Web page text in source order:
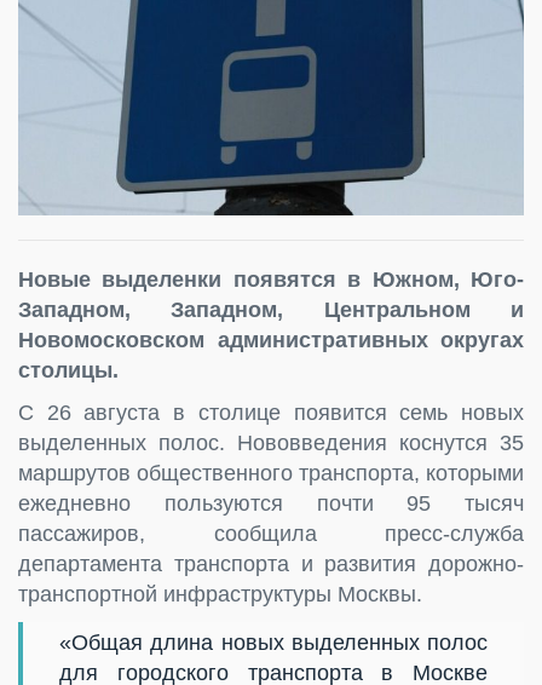
Новые выделенки появятся в Южном, Юго-
Западном, Западном, Центральном и
Новомосковском административных округах
столицы.
С 26 августа в столице появится семь новых
выделенных полос. Нововведения коснутся 35
маршрутов общественного транспорта, которыми
ежедневно пользуются почти 95 тысяч
пассажиров, сообщила пресс-служба
департамента транспорта и развития дорожно-
транспортной инфраструктуры Москвы.
«Общая длина новых выделенных полос
для городского транспорта в Москве